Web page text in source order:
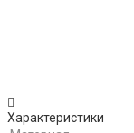
Характеристики